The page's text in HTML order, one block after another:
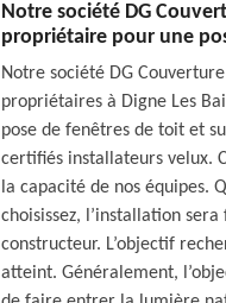
Notre société DG
propriétaire pour une
Notre société DG
propriétaires à Digne Les
pose de fenêtres de toit et
certifiés installateurs velux.
la capacité de nos équipes.
choisissez, l’installation
constructeur. L’objectif
atteint. Généralement,